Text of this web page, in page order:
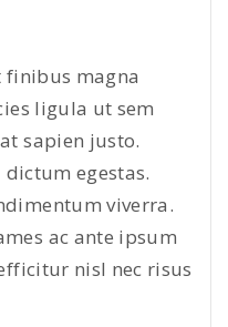
magna
ligula ut sem
sapien justo.
dictum egestas.
viverra.
ac ante ipsum
nisl nec risus